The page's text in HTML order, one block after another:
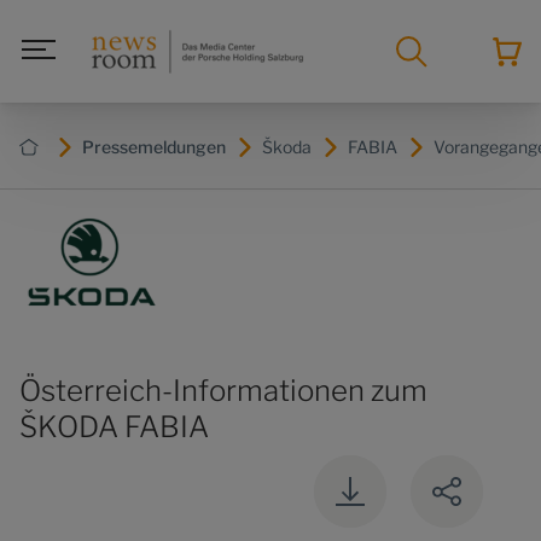
Pressemeldungen Škoda FABIA
Österreich-Informationen zum
ŠKODA FABIA